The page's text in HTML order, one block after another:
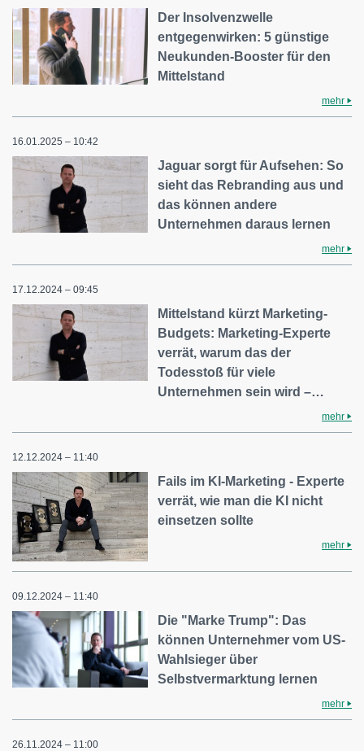
Der Insolvenzwelle
entgegenwirken: 5 günstige
Neukunden-Booster für den
Mittelstand
mehr
16.01.2025 – 10:42
Jaguar sorgt für Aufsehen: So
sieht das Rebranding aus und
das können andere
Unternehmen daraus lernen
mehr
17.12.2024 – 09:45
Mittelstand kürzt Marketing-
Budgets: Marketing-Experte
verrät, warum das der
Todesstoß für viele
Unternehmen sein wird –…
mehr
12.12.2024 – 11:40
Fails im KI-Marketing - Experte
verrät, wie man die KI nicht
einsetzen sollte
mehr
09.12.2024 – 11:40
Die "Marke Trump": Das
können Unternehmer vom US-
Wahlsieger über
Selbstvermarktung lernen
mehr
26.11.2024 – 11:00